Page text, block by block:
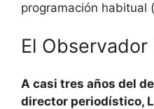
programación habitual
El Observador
A casi tres años del
director periodístico,